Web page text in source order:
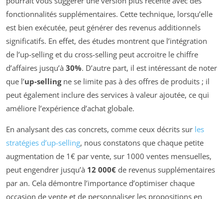
fonctionnalités supplémentaires. Cette technique, lorsqu’elle
est bien exécutée, peut générer des revenus additionnels
significatifs. En effet, des études montrent que l’intégration
de l’up-selling et du cross-selling peut accroitre le chiffre
d’affaires jusqu’à 30%. D’autre part, il est intéressant de noter
que l’up-sellingne se limite pas à des offres de produits ; il
peut également inclure des services à valeur ajoutée, ce qui
améliore l’expérience d’achat globale.
En analysant des cas concrets, comme ceux décrits sur les
stratégies d’up-selling, nous constatons que chaque petite
augmentation de 1€ par vente, sur 1000 ventes mensuelles,
peut engendrer jusqu’à 12 000€ de revenus supplémentaires
par an. Cela démontre l’importance d’optimiser chaque
occasion de vente et de personnaliser les propositions en